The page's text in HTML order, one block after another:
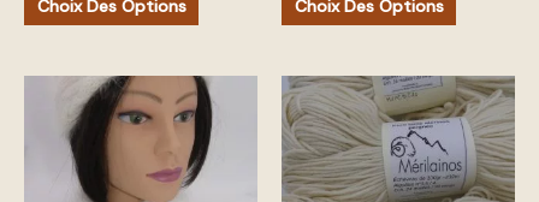
Choix Des Options
page
produit
Choix Des Options
page
produit
Ce
a
plusieurs
Ce
produit
plusieurs